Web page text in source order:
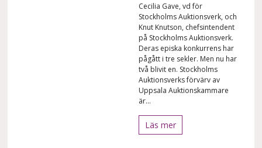
Cecilia Gave, vd för
Stockholms Auktionsverk, och
Knut Knutson, chefsintendent
på Stockholms Auktionsverk.
Deras episka konkurrens har
pågått i tre sekler. Men nu har
två blivit en. Stockholms
Auktionsverks förvärv av
Uppsala Auktionskammare
är...
Läs mer